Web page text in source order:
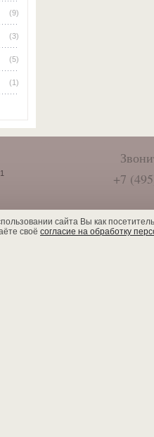
(9)
(3)
(5)
(1)
+7
сайта Вы как
своё согласие на обработку